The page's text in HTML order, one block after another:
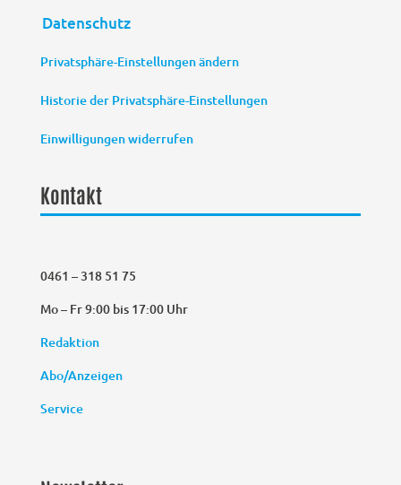
Datenschutz
Privatsphäre-Einstellungen ändern
Historie der Privatsphäre-Einstellungen
Einwilligungen widerrufen
Kontakt
0461 – 318 51 75
Mo – Fr 9:00 bis 17:00 Uhr
Redaktion
Abo/Anzeigen
Service